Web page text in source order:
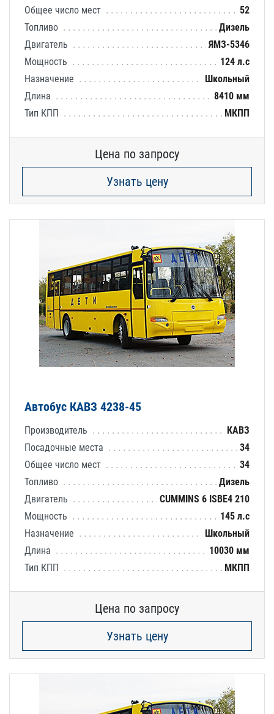
Общее число мест
52
Топливо
Дизель
Двигатель
ЯМЗ-5346
Мощность
124 л.с
Назначение
Школьный
Длина
8410 мм
Тип КПП
МКПП
Цена по запросу
Узнать цену
Автобус КАВЗ 4238-45
Производитель
КАВЗ
Посадочные места
34
Общее число мест
34
Топливо
Дизель
Двигатель
CUMMINS 6 ISBE4 210
Мощность
145 л.с
Назначение
Школьный
Длина
10030 мм
Тип КПП
МКПП
Цена по запросу
Узнать цену